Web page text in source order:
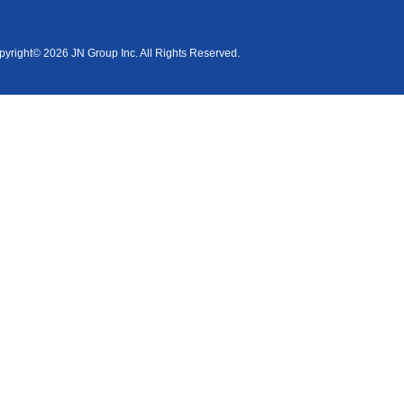
2026 JN Group Inc. All Rights Reserved.